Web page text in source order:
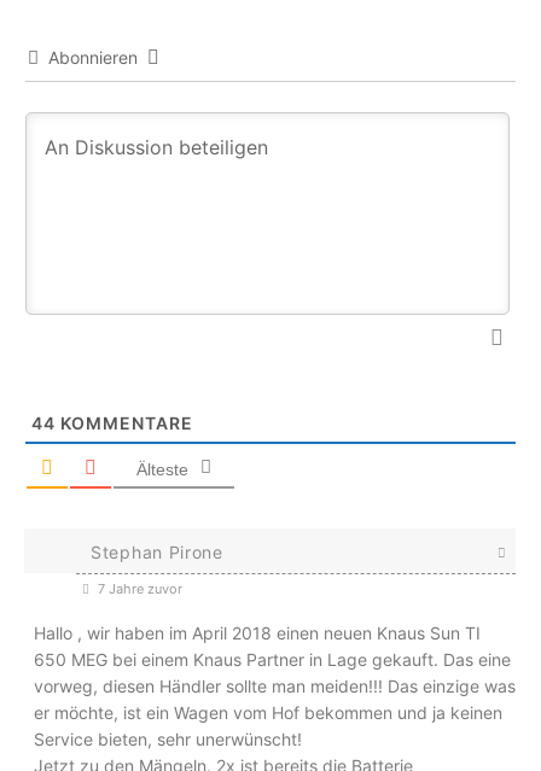
Abonnieren
44 KOMMENTARE
Älteste
Stephan Pirone
7 Jahre zuvor
Hallo , wir haben im April 2018 einen neuen Knaus Sun TI
650 MEG bei einem Knaus Partner in Lage gekauft. Das eine
vorweg, diesen Händler sollte man meiden!!! Das einzige was
er möchte, ist ein Wagen vom Hof bekommen und ja keinen
Service bieten, sehr unerwünscht!
Jetzt zu den Mängeln. 2x ist bereits die Batterie